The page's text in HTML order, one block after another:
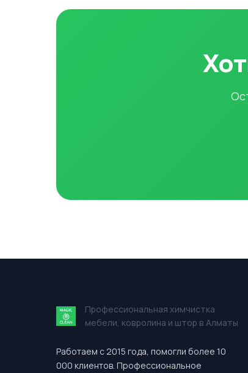
Профессиональная химчистка
мебели, ковролина и штор в Алматы
Работаем с 2015 года, помогли более 10
000 клиентов. Профессиональное